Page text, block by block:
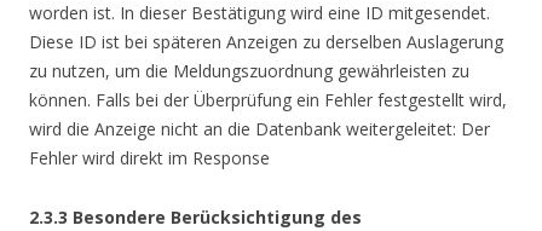
worden ist. In dieser Bestätigung wird eine ID mitgesendet.
Diese ID ist bei späteren Anzeigen zu derselben Auslagerung
zu nutzen, um die Meldungszuordnung gewährleisten zu
können. Falls bei der Überprüfung ein Fehler festgestellt wird,
wird die Anzeige nicht an die Datenbank weitergeleitet: Der
Fehler wird direkt im Response
2.3.3 Besondere Berücksichtigung des